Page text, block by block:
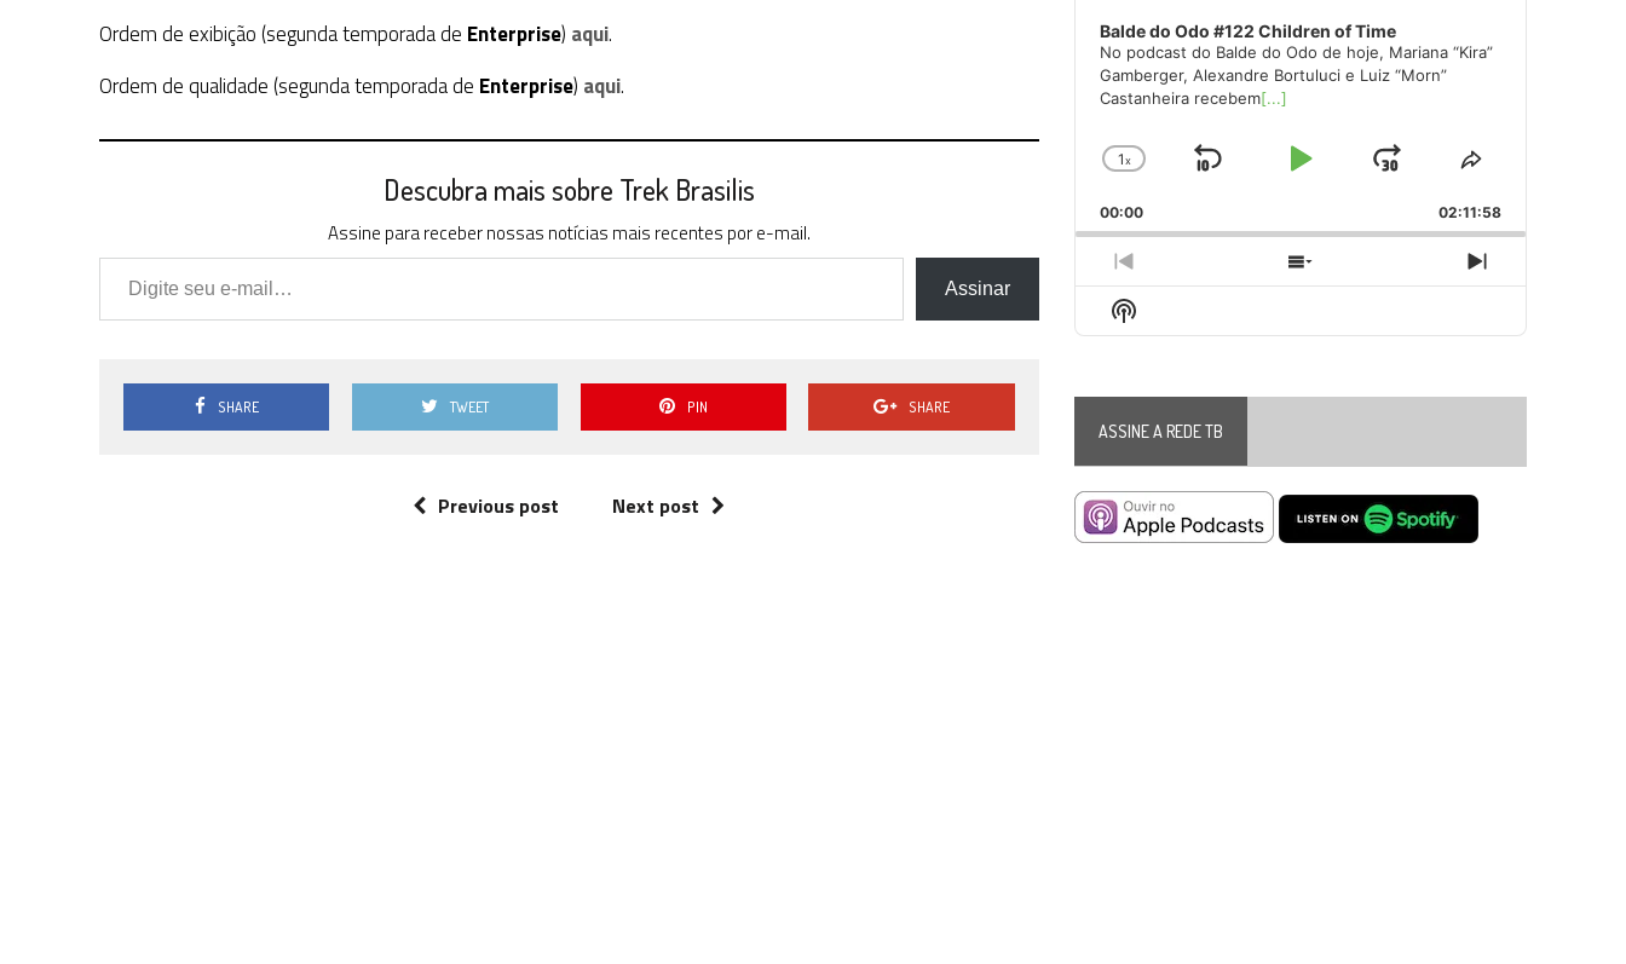
Ordem de exibição (segunda temporada de Enterprise) aqui.
Ordem de qualidade (segunda temporada de Enterprise) aqui.
Descubra mais sobre Trek Brasilis
Assine para receber nossas notícias mais recentes por e-mail.
Digite seu e-mail…
Assinar
SHARE TWEET PIN SHARE
Previous post Next post
Balde do Odo #122 Children of Time
No podcast do Balde do Odo de hoje, Mariana “Kira”
Gamberger, Alexandre Bortuluci e Luiz “Morn”
Castanheira recebem[...]
Change
Rate
1x
Skip
Play
Jump
Forward
Share
Episode
00:00 02:11:58
Previous
Episode
Show
Episodes
Next
Episode
Show
Podcast
ASSINE A REDE TB